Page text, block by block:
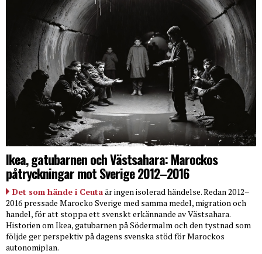
Ikea, gatubarnen och Västsahara: Marockos
påtryckningar mot Sverige 2012–2016
Det som hände i Ceutaär ingen isolerad händelse. Redan 2012–
2016 pressade Marocko Sverige med samma medel, migration och
handel, för att stoppa ett svenskt erkännande av Västsahara.
Historien om Ikea, gatubarnen på Södermalm och den tystnad som
följde ger perspektiv på dagens svenska stöd för Marockos
autonomiplan.